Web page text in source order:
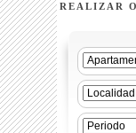
REALIZAR